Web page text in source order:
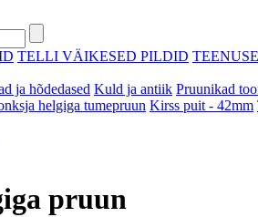
TELLI VÄIKESED PILDID
ja hõdedased Kuld ja antiik Pruunikad
helgiga tumepruun Kirss puit - 42mm
pruun